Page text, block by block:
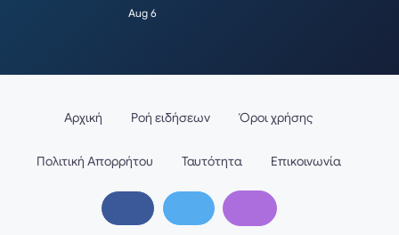
Aug 6
Αρχική Ροή ειδήσεων Όροι χρήσης
Πολιτική Απορρήτου Ταυτότητα Επικοινωνία